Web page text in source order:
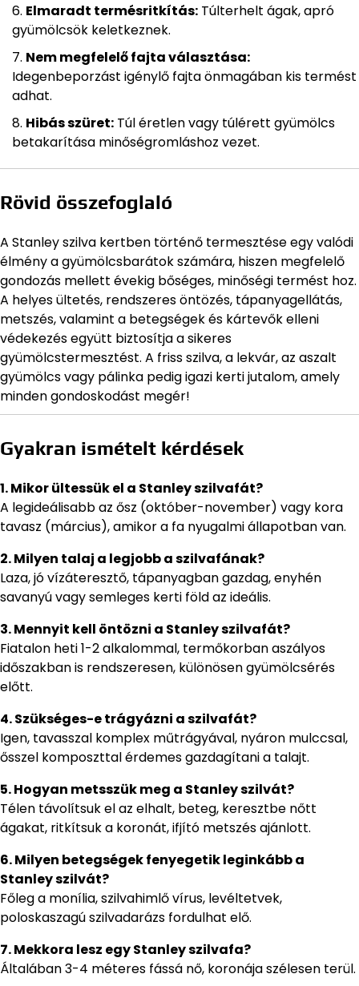
Elmaradt termésritkítás: Túlterhelt ágak, apró
gyümölcsök keletkeznek.
Nem megfelelő fajta választása:
Idegenbeporzást igénylő fajta önmagában kis termést
adhat.
Hibás szüret: Túl éretlen vagy túlérett gyümölcs
betakarítása minőségromláshoz vezet.
Rövid összefoglaló
A Stanley szilva kertben történő termesztése egy valódi
élmény a gyümölcsbarátok számára, hiszen megfelelő
gondozás mellett évekig bőséges, minőségi termést hoz.
A helyes ültetés, rendszeres öntözés, tápanyagellátás,
metszés, valamint a betegségek és kártevők elleni
védekezés együtt biztosítja a sikeres
gyümölcstermesztést. A friss szilva, a lekvár, az aszalt
gyümölcs vagy pálinka pedig igazi kerti jutalom, amely
minden gondoskodást megér!
Gyakran ismételt kérdések
1. Mikor ültessük el a Stanley szilvafát?
A legideálisabb az ősz (október-november) vagy kora
tavasz (március), amikor a fa nyugalmi állapotban van.
2. Milyen talaj a legjobb a szilvafának?
Laza, jó vízáteresztő, tápanyagban gazdag, enyhén
savanyú vagy semleges kerti föld az ideális.
3. Mennyit kell öntözni a Stanley szilvafát?
Fiatalon heti 1-2 alkalommal, termőkorban aszályos
időszakban is rendszeresen, különösen gyümölcsérés
előtt.
4. Szükséges-e trágyázni a szilvafát?
Igen, tavasszal komplex műtrágyával, nyáron mulccsal,
ősszel komposzttal érdemes gazdagítani a talajt.
5. Hogyan metsszük meg a Stanley szilvát?
Télen távolítsuk el az elhalt, beteg, keresztbe nőtt
ágakat, ritkítsuk a koronát, ifjító metszés ajánlott.
6. Milyen betegségek fenyegetik leginkább a
Stanley szilvát?
Főleg a monília, szilvahimlő vírus, levéltetvek,
poloskaszagú szilvadarázs fordulhat elő.
7. Mekkora lesz egy Stanley szilvafa?
Általában 3-4 méteres fássá nő, koronája szélesen terül.